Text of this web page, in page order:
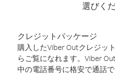
選びく
クレジットパッケージ
購入したViber Outクレジッ
らご覧になれます。Viber
中の電話番号に格安で通話で